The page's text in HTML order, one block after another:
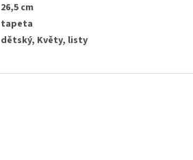
26,5 cm
tapeta
dětský, Květy, listy